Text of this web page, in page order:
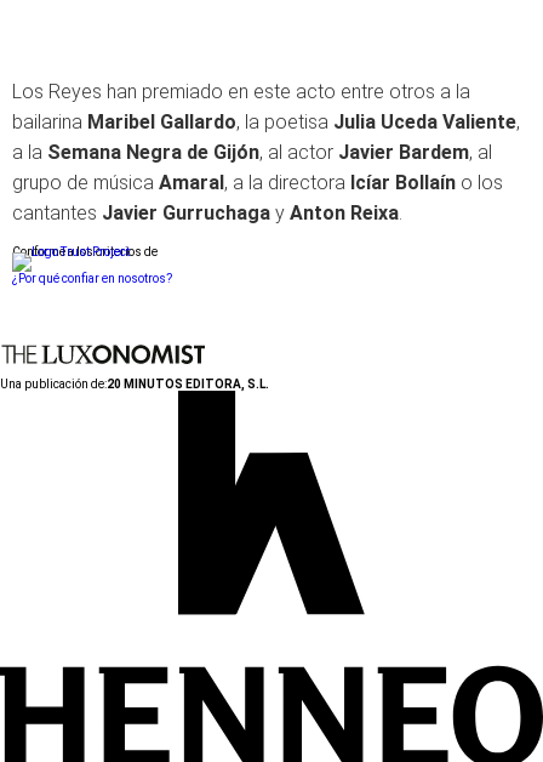
Los Reyes han premiado en este acto entre otros a la
bailarina Maribel Gallardo, la poetisa Julia Uceda Valiente,
a la Semana Negra de Gijón, al actor Javier Bardem, al
grupo de música Amaral, a la directora Icíar Bollaín o los
cantantes Javier Gurruchaga y Anton Reixa
Conforme a los criterios de
¿Por qué confiar en nosotros?
Una publicación de:20 MINUTOS EDITORA, S.L.